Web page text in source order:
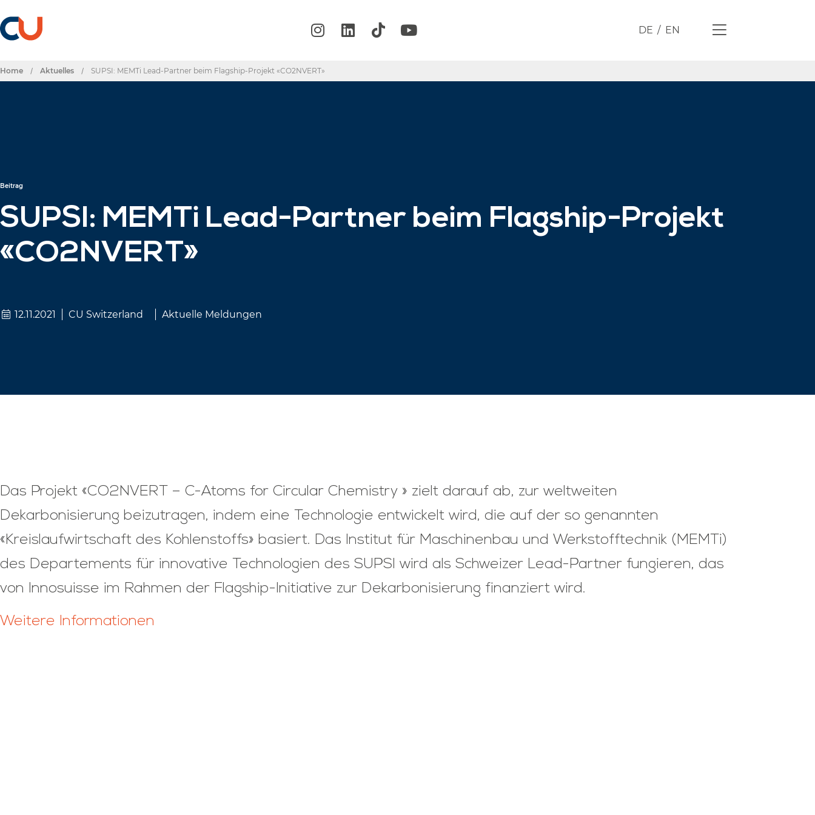
DE EN
Home / Aktuelles / SUPSI: MEMTi Lead-Partner beim Flagship-Projekt «CO2NVERT»
Beitrag
SUPSI: MEMTi Lead-Partner beim Flagship-Projekt
«CO2NVERT»
12.11.2021 CU Switzerland Aktuelle Meldungen
Das Projekt «CO2NVERT – C-Atoms for Circular Chemistry » zielt darauf ab, zur weltweiten
Dekarbonisierung beizutragen, indem eine Technologie entwickelt wird, die auf der so genannten
«Kreislaufwirtschaft des Kohlenstoffs» basiert. Das Institut für Maschinenbau und Werkstofftechnik (MEMTi)
des Departements für innovative Technologien des SUPSI wird als Schweizer Lead-Partner fungieren, das
von Innosuisse im Rahmen der Flagship-Initiative zur Dekarbonisierung finanziert wird.
Weitere Informationen